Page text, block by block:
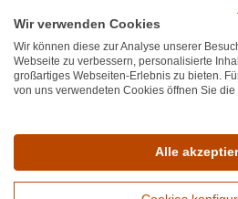
Wir verwenden Cookies
Wir können diese zur Analyse unserer
Webseite zu verbessern, personalisierte
großartiges Webseiten-Erlebnis zu bieten.
von uns verwendeten Cookies öffnen Sie
Alle